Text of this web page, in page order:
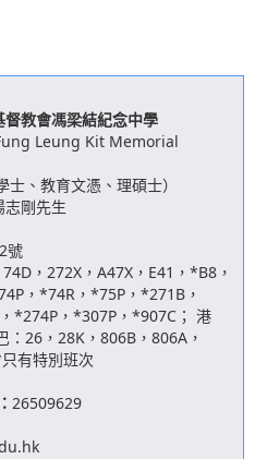
督教會馮梁結紀念中學
Leung Kit Memorial
、教育文憑、理碩士）
志剛先生
號
，272X，A47X，E41，*B8，
，*74R，*75P，*271B，
*274P，*307P，*907C； 港
：26，28K，806B，806A，
有特別班次
26509629